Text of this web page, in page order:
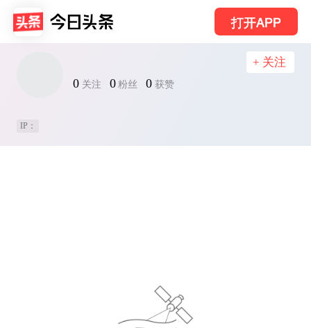
打开APP
0 关注 0 粉丝 0 获赞
+ 关注
IP：